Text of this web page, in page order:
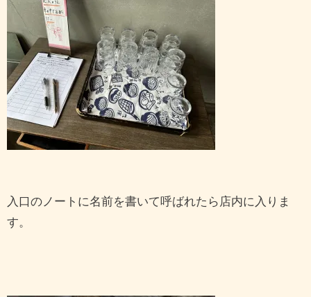
入口のノートに名前を書いて呼ばれたら店内に入りま
す。